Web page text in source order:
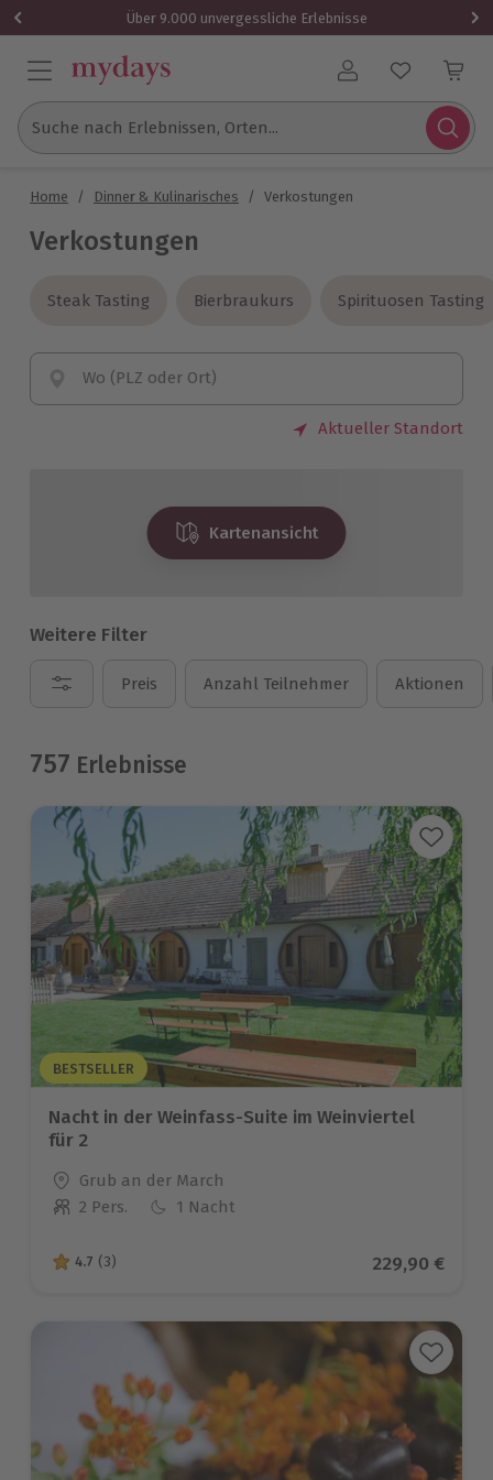
Über 9.000 unvergessliche Erlebnisse
Benutzerkonto
Suche nach Erlebnissen, Orten...
Home / Dinner & Kulinarisches / Verkostungen
Verkostungen
Steak Tasting
Steak Tasting Bierbraukurs
Bierbraukurs Spirituosen Tasting
Spirituosen Tasting
Wo (PLZ oder Ort)
Aktueller Standort
Kartenansicht
Weitere Filter
Preis Anzahl Teilnehmer Aktionen
757 Erlebnisse
BESTSELLER
Nacht in der Weinfass-Suite im Weinviertel
für 2
Standort
Grub an der March
Anzahl der Teilnehmer
2 Pers. 1 Nacht
4.7 von 5 Sternen basierend auf 3 Bewertungen
4.7 (3) Aktueller
229,90 €